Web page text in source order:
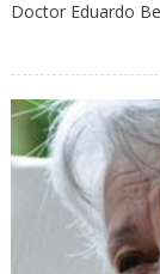
Doctor Eduardo